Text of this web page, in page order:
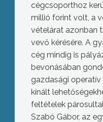
cégcsoporthoz
millió forint volt, a
vételárat azonban
vevő kérésére. A
cég mindig is
bevonásában
gazdasági
kínált
feltételek
Szabó Gábor, az